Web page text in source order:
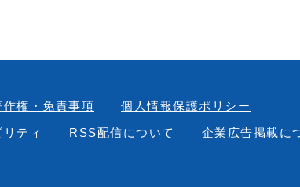
作権・免責事項
個人情報保護ポリシー
ティ
RSS配信について 企業広告掲載に